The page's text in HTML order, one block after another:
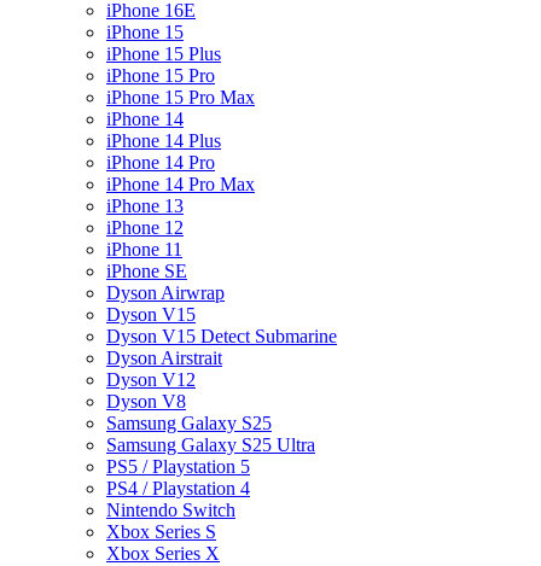
iPhone 16E
iPhone 15
iPhone 15 Plus
iPhone 15 Pro
iPhone 15 Pro Max
iPhone 14
iPhone 14 Plus
iPhone 14 Pro
iPhone 14 Pro Max
iPhone 13
iPhone 12
iPhone 11
iPhone SE
Dyson Airwrap
Dyson V15
Dyson V15 Detect Submarine
Dyson Airstrait
Dyson V12
Dyson V8
Samsung Galaxy S25
Samsung Galaxy S25 Ultra
PS5 / Playstation 5
PS4 / Playstation 4
Nintendo Switch
Xbox Series S
Xbox Series X